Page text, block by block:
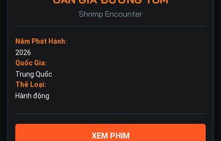
Shrimp Encounter
Năm Phát Hành:
2026
Quốc Gia:
Trung Quốc
Thể Loại:
Hành động
XEM PHIM